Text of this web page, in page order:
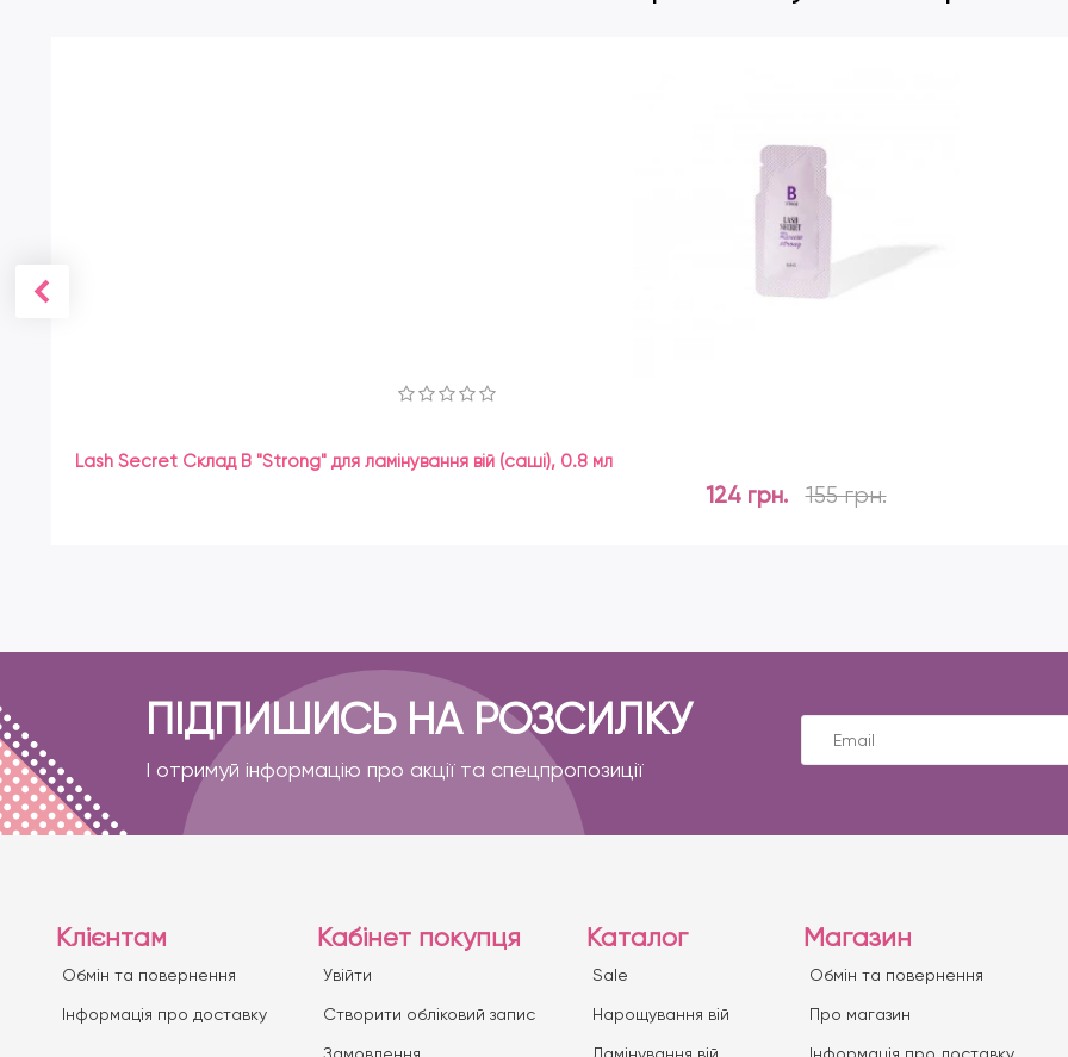
Lash Secret Склад B "Strong" для ламінування вій (саші), 0.8 мл
124 грн. 155 грн.
ПІДПИШИСЬ НА РОЗСИЛКУ
І отримуй інформацію про акції та спецпропозиції
Клієнтам
Обмін та повернення
Iнформація про доставку
Кабінет покупця
Увійти
Створити обліковий запис
Замовлення
Каталог
Sale
Нарощування вій
Ламінування вій
Магазин
Обмін та повернення
Про магазин
Iнформація про доставку